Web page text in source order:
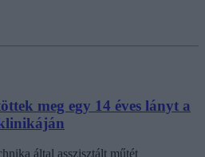
meg egy 14 éves lányt a
által asszisztált műtét